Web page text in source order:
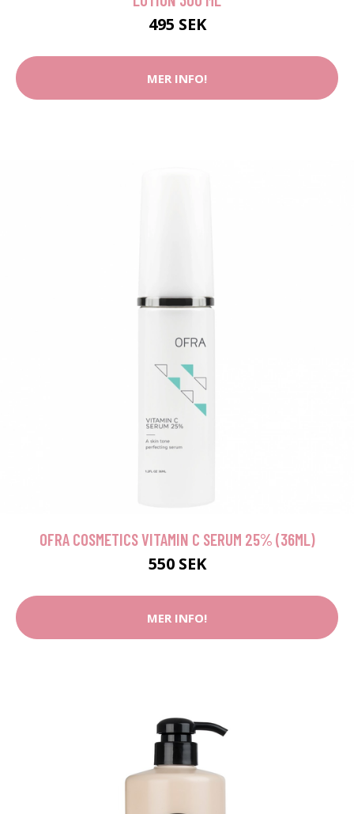
495 SEK
MER INFO!
OFRA COSMETICS VITAMIN C SERUM 25% (36ML)
550 SEK
MER INFO!